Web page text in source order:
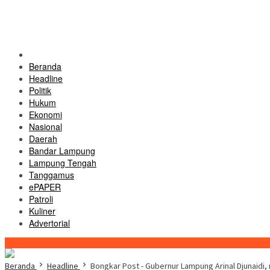
Beranda
Headline
Politik
Hukum
Ekonomi
Nasional
Daerah
Bandar Lampung
Lampung Tengah
Tanggamus
ePAPER
Patroli
Kuliner
Advertorial
Beranda Headline Bongkar Post - Gubernur Lampung Arinal